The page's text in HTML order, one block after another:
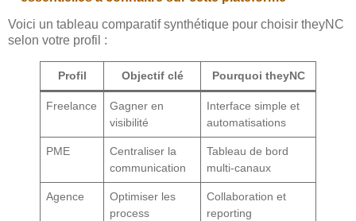
Voici un tableau comparatif synthétique pour choisir theyNC
selon votre profil :
Profil Objectif clé Pourquoi theyNC
Freelance
Gagner en
visibilité
Interface simple et
automatisations
PME
Centraliser la
communication
Tableau de bord
multi-canaux
Agence
Optimiser les
process
Collaboration et
reporting